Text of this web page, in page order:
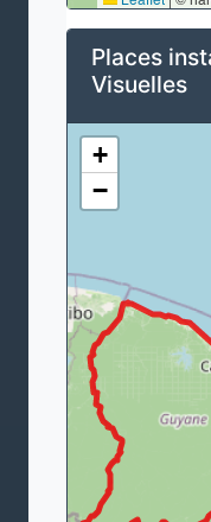
Places
Visuelles
+
−